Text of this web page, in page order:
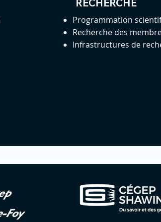
RECHERCHE
Programmation
Recherche des
Infrastructures de